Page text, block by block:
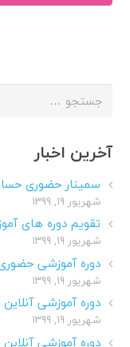
جستجو
آخرین اخبار
سمینار حضوری
شهریور ۱۹, ۱۳۹۹
تقویم دوره های
شهریور ۱۹, ۱۳۹۹
دوره آموزشی
شهریور ۱۹, ۱۳۹۹
دوره آموزشی
شهریور ۱۹, ۱۳۹۹
دوره آموزشی